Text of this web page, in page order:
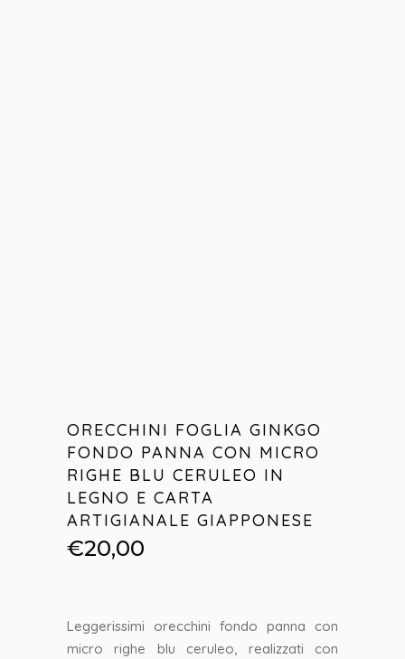
ORECCHINI FOGLIA GINKGO
FONDO PANNA CON MICRO
RIGHE BLU CERULEO IN
LEGNO E CARTA
ARTIGIANALE GIAPPONESE
€20,00
Leggerissimi orecchini fondo panna con
micro righe blu ceruleo, realizzati con